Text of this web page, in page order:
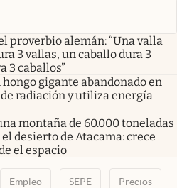
proverbio alemán: “Una valla
3 vallas, un caballo dura 3
3 caballos”
gigante abandonado en
radiación y utiliza energía
montaña de 60.000 toneladas
desierto de Atacama: crece
el espacio
Empleo SEPE Precios